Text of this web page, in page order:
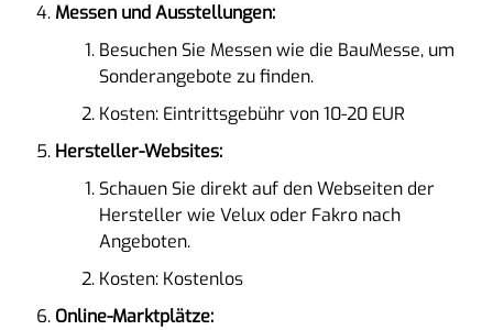
Messen und Ausstellungen:
Besuchen Sie Messen wie die BauMesse, um
Sonderangebote zu finden.
Kosten: Eintrittsgebühr von 10-20 EUR
Hersteller-Websites:
Schauen Sie direkt auf den Webseiten der
Hersteller wie Velux oder Fakro nach
Angeboten.
Kosten: Kostenlos
Online-Marktplätze: